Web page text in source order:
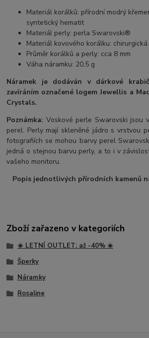
Materiál korálků: přírodní modrý
syntetický hematit
Materiál perly: perla Swarovski®
Materiál kovového korálku:
Průměr korálků a perly: cca 8 mm
Váha náramku: 20,5 g
Náramek je dodáván v dárkové
zavíráním označené logem Jewellis a
Crystals.
Poznámka: Voskové perle Swarovski jsou
perel. Perly mají skleněné jádro s vrstvou
fotografiích se mohou barvy perel
jedná o stejnou barvu perly, a to i v
vašeho monitoru.
Popis jednotlivých přírodních kamenů
Zboží zařazeno v kategoriích
☀️ LETNÍ OUTLET: až -40% ☀️
Šperky
Náramky
Rosaline